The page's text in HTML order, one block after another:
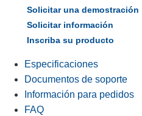
Solicitar una demostración
Solicitar información
Inscriba su producto
Especificaciones
Documentos de soporte
Información para pedidos
FAQ